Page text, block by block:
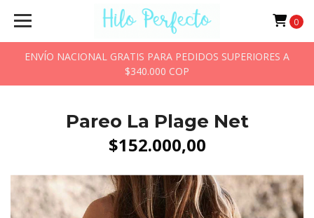
ENVÍO NACIONAL GRATIS PARA PEDIDOS SUPERIORES A
$340.000 COP
0
Pareo La Plage Net
$152.000,00